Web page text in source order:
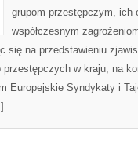
grupom przestępczym, ich
współczesnym
się na przedstawieniu
przestępczych w kraju, na
Europejskie Syndykaty i